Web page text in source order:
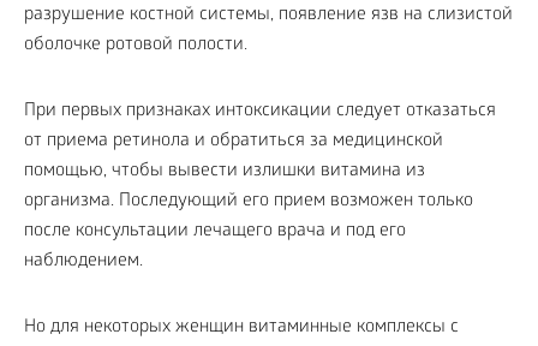
разрушение костной системы, появление язв на слизистой
оболочке ротовой полости.
При первых признаках интоксикации следует отказаться
от приема ретинола и обратиться за медицинской
помощью, чтобы вывести излишки витамина из
организма. Последующий его прием возможен только
после консультации лечащего врача и под его
наблюдением.
Но для некоторых женщин витаминные комплексы с